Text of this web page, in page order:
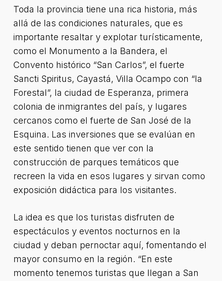
Toda la provincia tiene una rica historia, más
allá de las condiciones naturales, que es
importante resaltar y explotar turísticamente,
como el Monumento a la Bandera, el
Convento histórico “San Carlos”, el fuerte
Sancti Spiritus, Cayastá, Villa Ocampo con “la
Forestal”, la ciudad de Esperanza, primera
colonia de inmigrantes del país, y lugares
cercanos como el fuerte de San José de la
Esquina. Las inversiones que se evalúan en
este sentido tienen que ver con la
construcción de parques temáticos que
recreen la vida en esos lugares y sirvan como
exposición didáctica para los visitantes.
La idea es que los turistas disfruten de
espectáculos y eventos nocturnos en la
ciudad y deban pernoctar aquí, fomentando el
mayor consumo en la región. “En este
momento tenemos turistas que llegan a San